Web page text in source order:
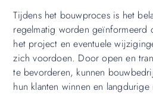
Tijdens het bouwproces is het
regelmatig worden geïnformeerd
het project en eventuele
zich voordoen. Door open en
te bevorderen, kunnen
hun klanten winnen en